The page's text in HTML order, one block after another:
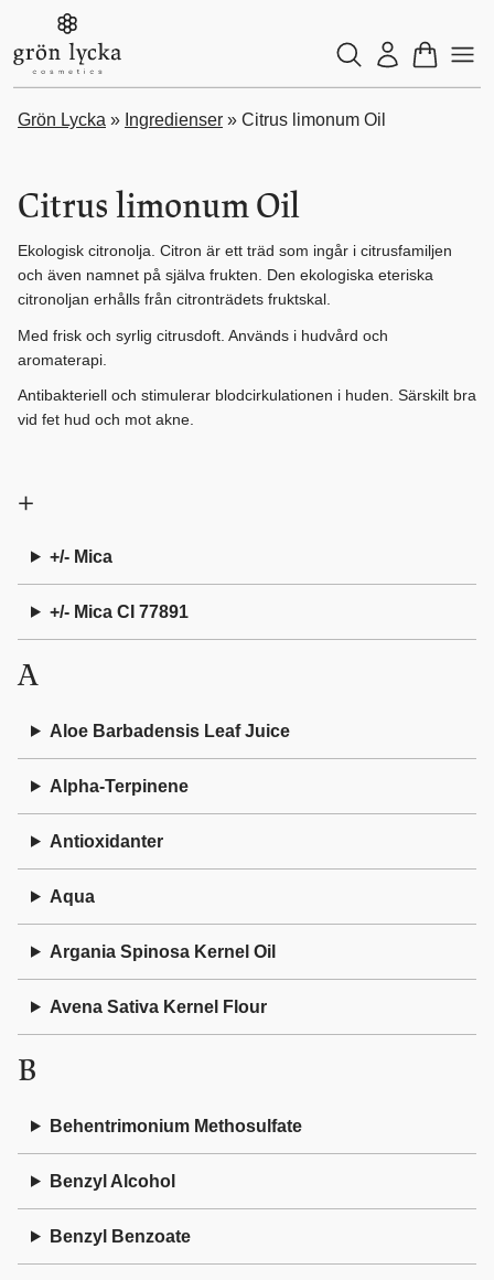
Grön Lycka » Ingredienser » Citrus limonum Oil
Citrus limonum Oil
Ekologisk citronolja. Citron är ett träd som ingår i citrusfamiljen
och även namnet på själva frukten. Den ekologiska eteriska
citronoljan erhålls från citronträdets fruktskal.
Med frisk och syrlig citrusdoft. Används i hudvård och
aromaterapi.
Antibakteriell och stimulerar blodcirkulationen i huden. Särskilt bra
vid fet hud och mot akne.
+
+/- Mica
+/- Mica CI 77891
A
Aloe Barbadensis Leaf Juice
Alpha-Terpinene
Antioxidanter
Aqua
Argania Spinosa Kernel Oil
Avena Sativa Kernel Flour
B
Behentrimonium Methosulfate
Benzyl Alcohol
Benzyl Benzoate